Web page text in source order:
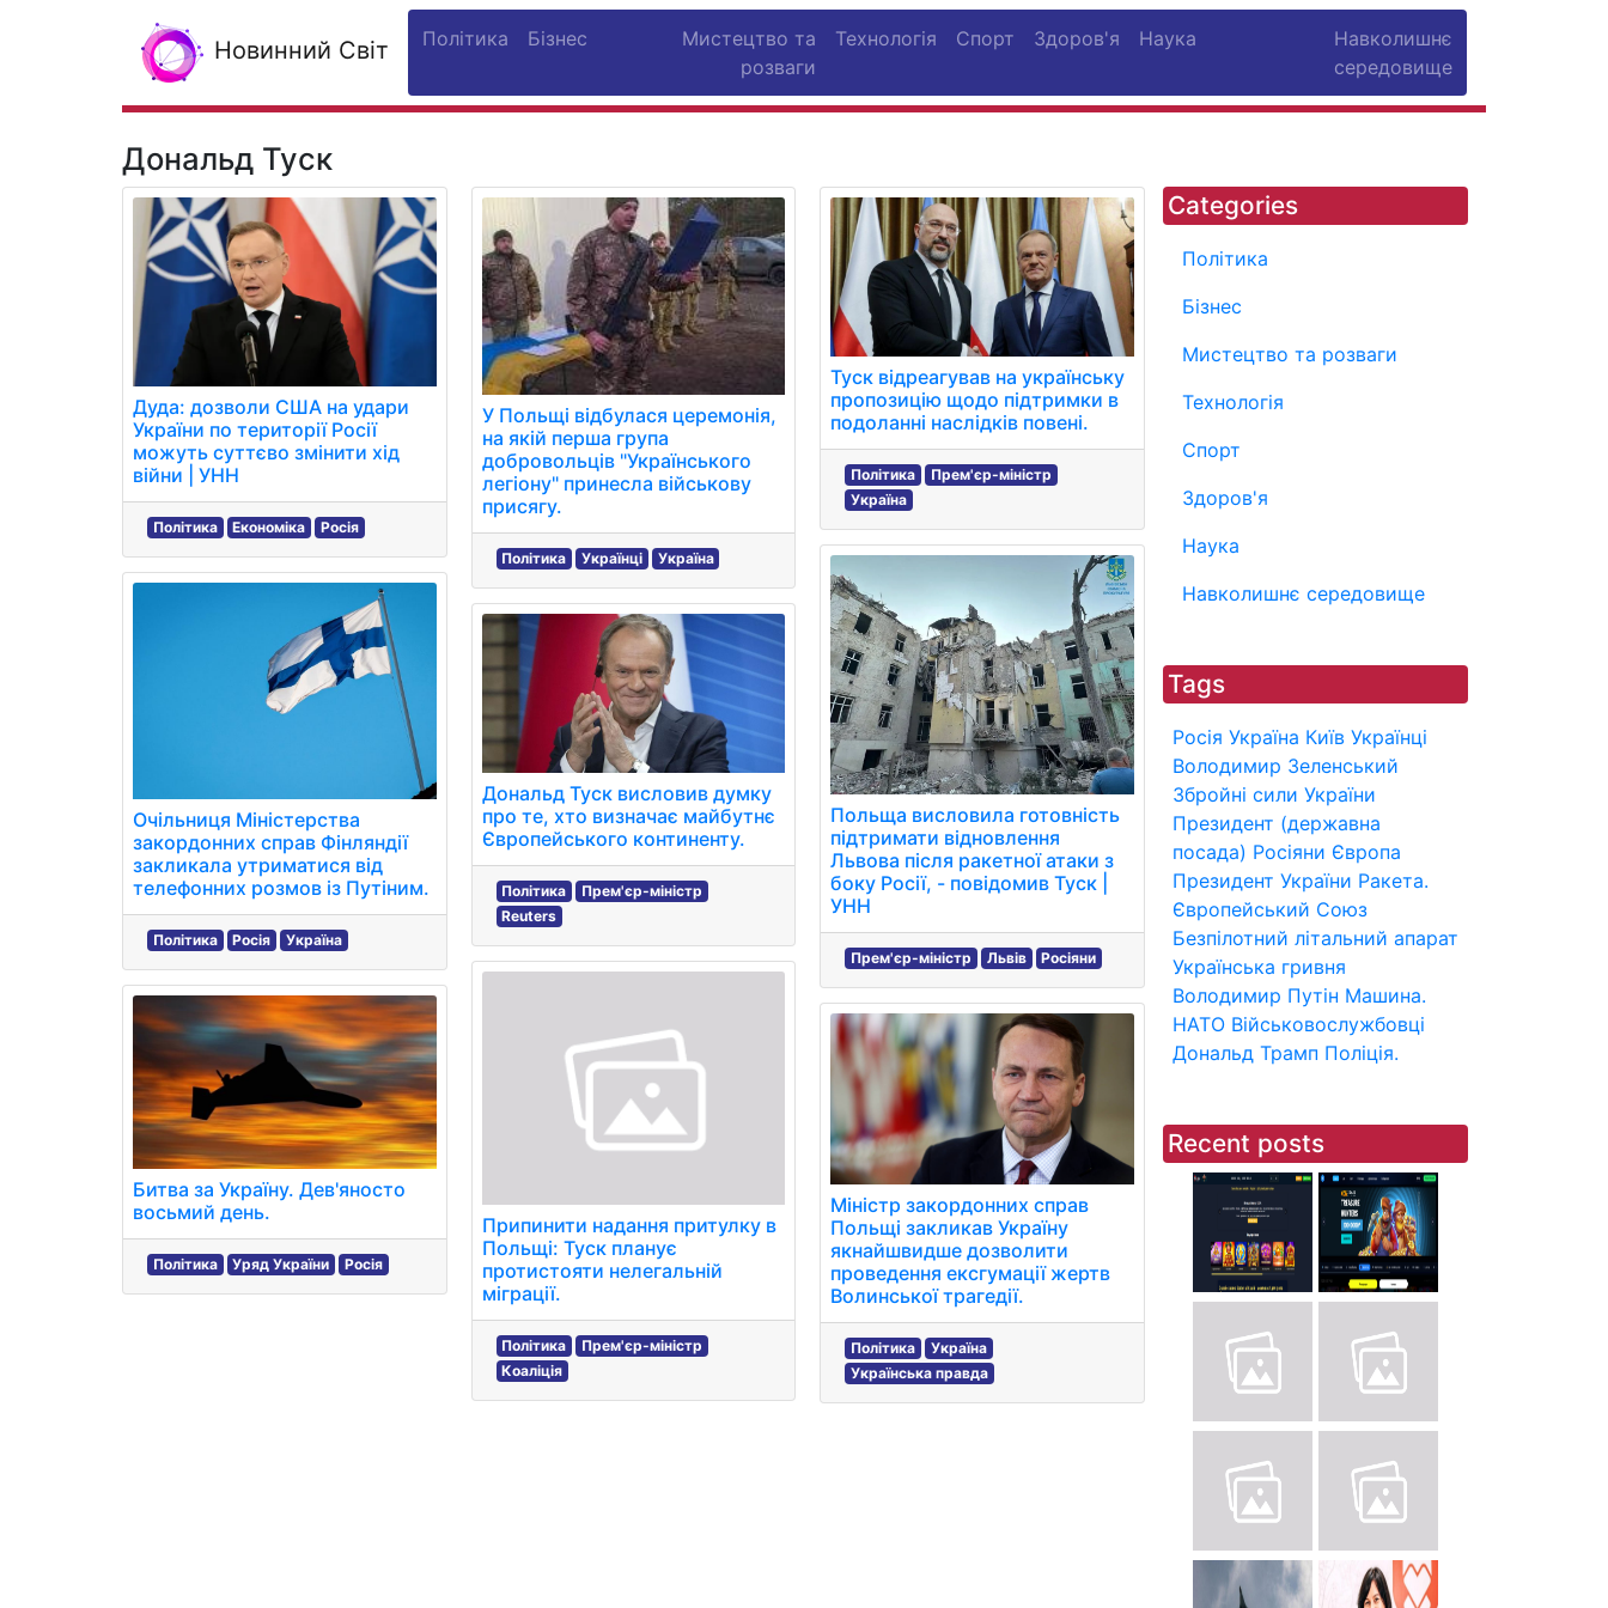
Новинний Світ Політика Бізнес
Мистецтво та
розваги
Технологія Спорт Здоров'я Наука
Навколишнє
середовище
Дональд Туск
Дуда: дозволи США на удари
України по території Росії
можуть суттєво змінити хід
війни | УНН
Політика Економіка Росія
Очільниця Міністерства
закордонних справ Фінляндії
закликала утриматися від
телефонних розмов із Путіним.
Політика Росія Україна
Битва за Україну. Дев'яносто
восьмий день.
Політика Уряд України Росія
У Польщі відбулася церемонія,
на якій перша група
добровольців "Українського
легіону" принесла військову
присягу.
Політика Українці Україна
Дональд Туск висловив думку
про те, хто визначає майбутнє
Європейського континенту.
Політика
Прем'єр-міністр
Reuters
Припинити надання притулку в
Польщі: Туск планує
протистояти нелегальній
міграції.
Політика
Прем'єр-міністр
Коаліція
Туск відреагував на українську
пропозицію щодо підтримки в
подоланні наслідків повені.
Політика
Прем'єр-міністр
Україна
Польща висловила готовність
підтримати відновлення
Львова після ракетної атаки з
боку Росії, - повідомив Туск |
УНН
Прем'єр-міністр Львів Росіяни
Міністр закордонних справ
Польщі закликав Україну
якнайшвидше дозволити
проведення ексгумації жертв
Волинської трагедії.
Політика
Україна
Українська правда
Categories
Політика
Бізнес
Мистецтво та розваги
Технологія
Спорт
Здоров'я
Наука
Навколишнє середовище
Tags
Росія Україна Київ Українці
Володимир Зеленський
Збройні сили України
Президент (державна
посада) Росіяни Європа
Президент України Ракета.
Європейський Союз
Безпілотний літальний апарат
Українська гривня
Володимир Путін Машина.
НАТО Військовослужбовці
Дональд Трамп Поліція.
Recent posts